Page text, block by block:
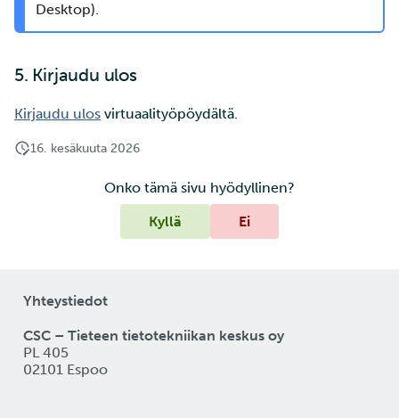
Desktop).
5. Kirjaudu ulos
Kirjaudu ulos virtuaalityöpöydältä.
16. kesäkuuta 2026
Onko tämä sivu hyödyllinen?
Kyllä
Ei
Yhteystiedot
CSC – Tieteen tietotekniikan keskus oy
PL 405
02101 Espoo